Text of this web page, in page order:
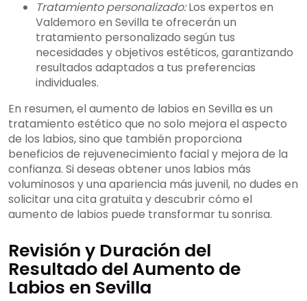
Tratamiento personalizado:Los expertos en
Valdemoro en Sevilla te ofrecerán un
tratamiento personalizado según tus
necesidades y objetivos estéticos, garantizando
resultados adaptados a tus preferencias
individuales.
En resumen, el aumento de labios en Sevilla es un
tratamiento estético que no solo mejora el aspecto
de los labios, sino que también proporciona
beneficios de rejuvenecimiento facial y mejora de la
confianza. Si deseas obtener unos labios más
voluminosos y una apariencia más juvenil, no dudes en
solicitar una cita gratuita y descubrir cómo el
aumento de labios puede transformar tu sonrisa.
Revisión y Duración del
Resultado del Aumento de
Labios en Sevilla